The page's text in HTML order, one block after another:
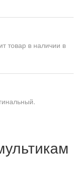
товар в наличии в